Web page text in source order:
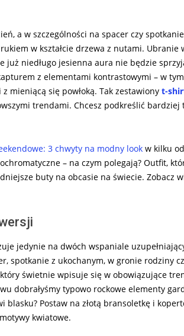
a w szczególności na spacer czy
w kształcie drzewa z nutami. Ubranie
już niedługo jesienna aura nie będzie
z elementami kontrastowymi – w
mieniącą się powłoką. Tak zestawiony t-
trendami. Chcesz podkreślić bardziej
3 chwyty na modny look w kilku
– na czym polegają? Outfit,
buty na obcasie na świecie. Zobacz
jedynie na dwóch wspaniale
spotkanie z ukochanym, w gronie rodziny
świetnie wpisuje się w obowiązujące
dobrałyśmy typowo rockowe elementy
blasku? Postaw na złotą bransoletkę i
kwiatowe.